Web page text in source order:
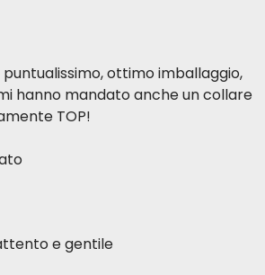
się różnić w zależności od
zauważysz poprawy po upływie
się z lekarzem
karmę Trovet Hepatic
specjalnymi karmami
trawiennymi?
wprowadzać ostrożnie,
określonych chorób. Przed
zmian w diecie należy
weterynarii.
ottimo imballaggio,
hanno mandato anche un collare
TOP!
e gentile